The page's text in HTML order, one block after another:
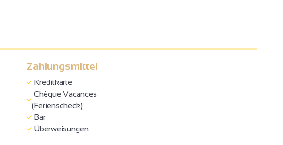
Zahlungsmittel
Kreditkarte
Chèque Vacances
(Ferienscheck)
Bar
Überweisungen